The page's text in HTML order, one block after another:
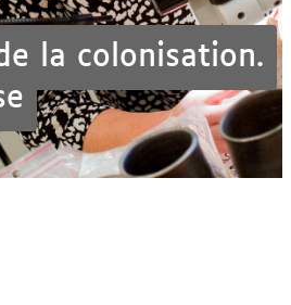
la colonisation.